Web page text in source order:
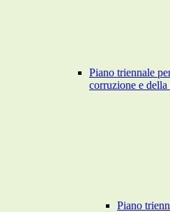
Piano triennale
corruzione e della
Piano